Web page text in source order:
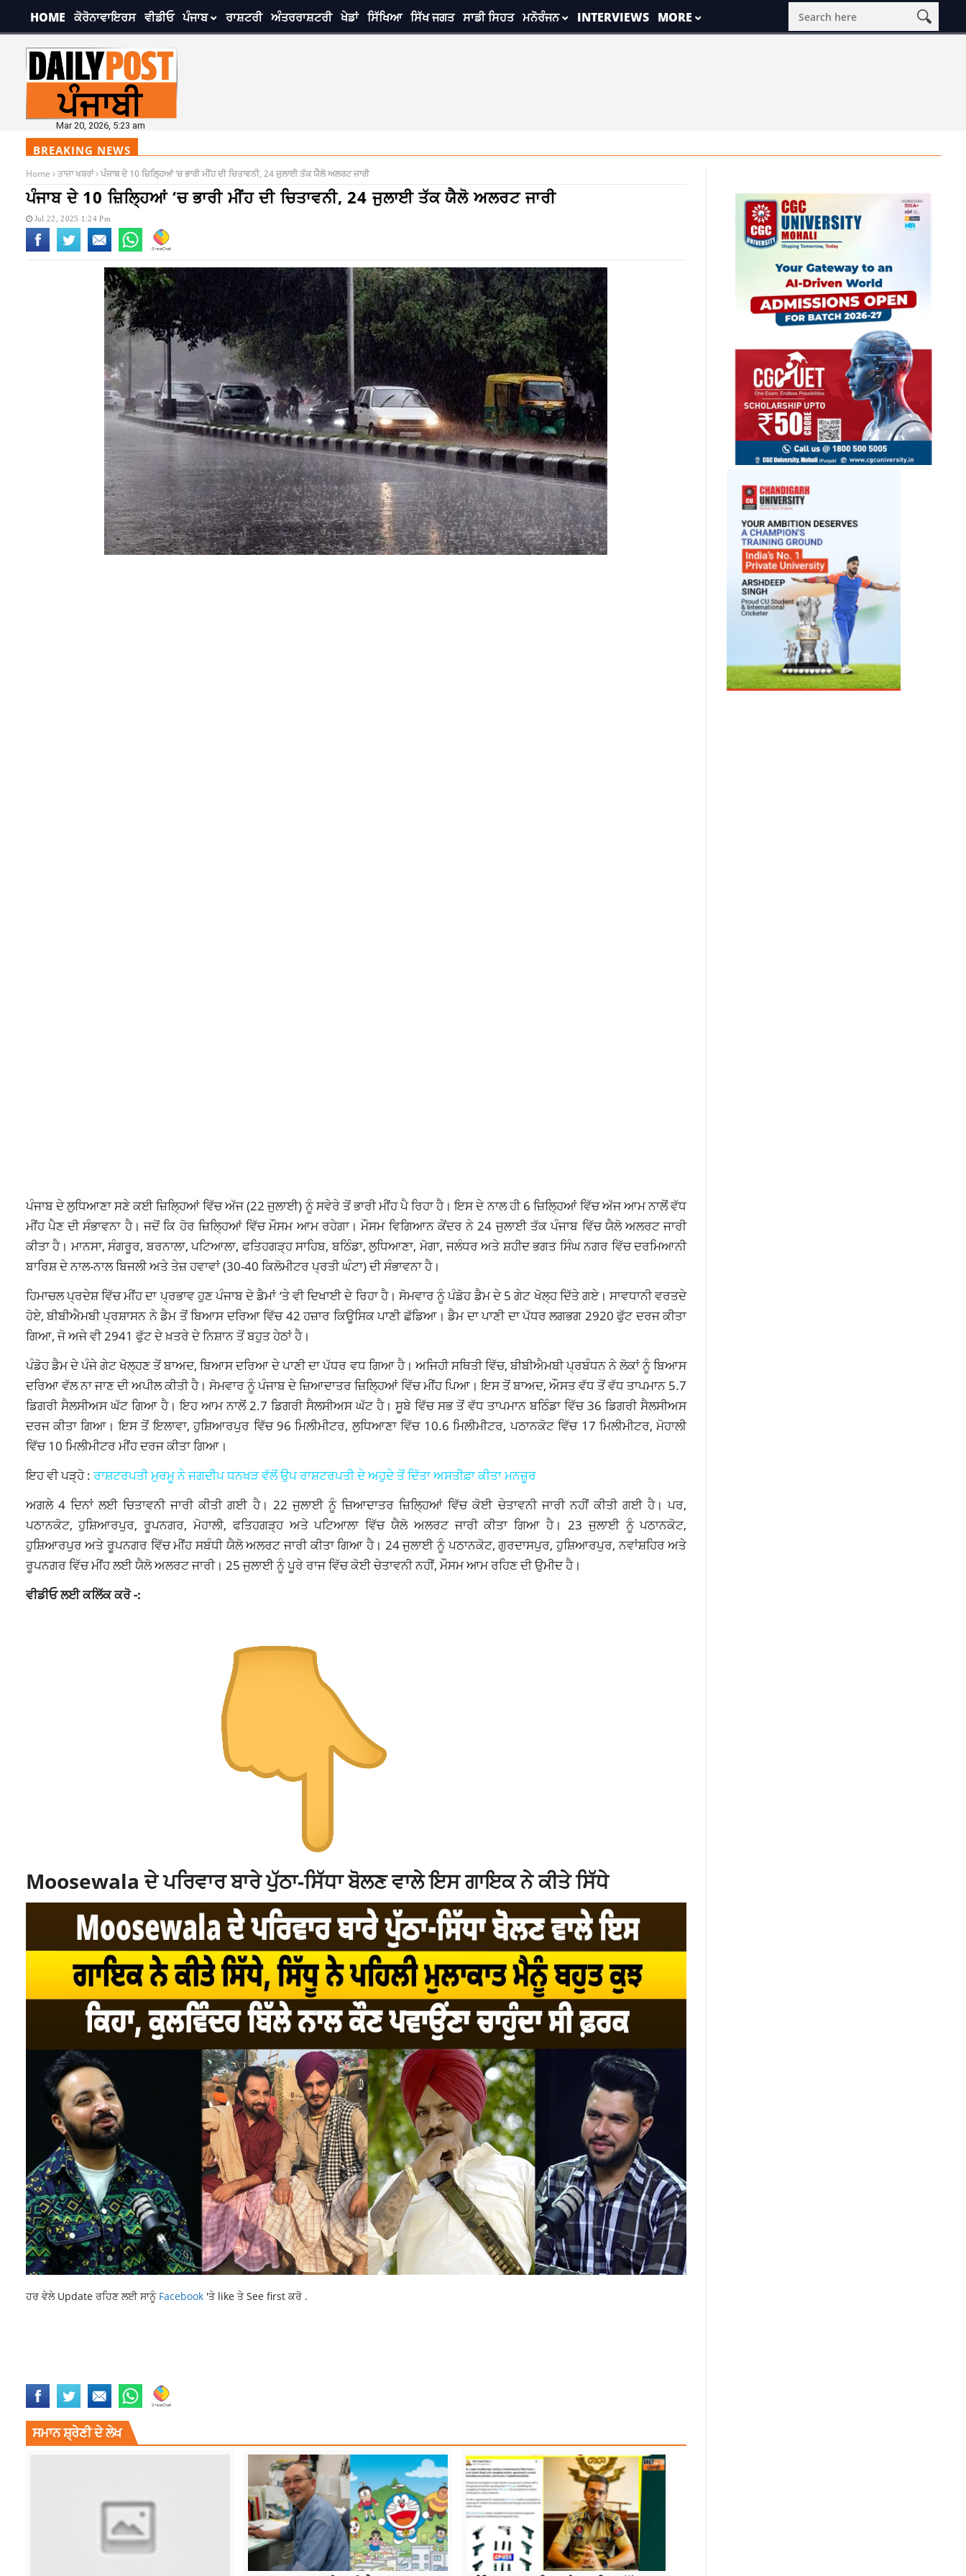
HOME ਕੋਰੋਨਾਵਾਇਰਸ ਵੀਡੀਓ ਪੰਜਾਬ ਰਾਸ਼ਟਰੀ ਅੰਤਰਰਾਸ਼ਟਰੀ ਖੇਡਾਂ ਸਿੱਖਿਆ ਸਿੱਖ ਜਗਤ ਸਾਡੀ ਸਿਹਤ ਮਨੋਰੰਜਨ INTERVIEWS MORE
Mar 20, 2026, 5:23 am
BREAKING NEWS
Home ਤਾਜਾ ਖਬਰਾਂ ਪੰਜਾਬ ਦੇ 10 ਜ਼ਿਲ੍ਹਿਆਂ ‘ਚ ਭਾਰੀ ਮੀਂਹ ਦੀ ਚਿਤਾਵਨੀ, 24 ਜੁਲਾਈ ਤੱਕ ਯੈਲੋ ਅਲਰਟ ਜਾਰੀ
ਪੰਜਾਬ ਦੇ 10 ਜ਼ਿਲ੍ਹਿਆਂ ‘ਚ ਭਾਰੀ ਮੀਂਹ ਦੀ ਚਿਤਾਵਨੀ, 24 ਜੁਲਾਈ ਤੱਕ ਯੈਲੋ ਅਲਰਟ ਜਾਰੀ
Jul 22, 2025 1:24 Pm
ਪੰਜਾਬ ਦੇ ਲੁਧਿਆਣਾ ਸਣੇ ਕਈ ਜ਼ਿਲ੍ਹਿਆਂ ਵਿੱਚ ਅੱਜ (22 ਜੁਲਾਈ) ਨੂੰ ਸਵੇਰੇ ਤੋਂ ਭਾਰੀ ਮੀਂਹ ਪੈ ਰਿਹਾ ਹੈ। ਇਸ ਦੇ ਨਾਲ ਹੀ 6 ਜ਼ਿਲ੍ਹਿਆਂ ਵਿੱਚ ਅੱਜ ਆਮ ਨਾਲੋਂ ਵੱਧ
ਮੀਂਹ ਪੈਣ ਦੀ ਸੰਭਾਵਨਾ ਹੈ। ਜਦੋਂ ਕਿ ਹੋਰ ਜ਼ਿਲ੍ਹਿਆਂ ਵਿੱਚ ਮੌਸਮ ਆਮ ਰਹੇਗਾ। ਮੌਸਮ ਵਿਗਿਆਨ ਕੇਂਦਰ ਨੇ 24 ਜੁਲਾਈ ਤੱਕ ਪੰਜਾਬ ਵਿੱਚ ਯੈਲੋ ਅਲਰਟ ਜਾਰੀ
ਕੀਤਾ ਹੈ। ਮਾਨਸਾ, ਸੰਗਰੂਰ, ਬਰਨਾਲਾ, ਪਟਿਆਲਾ, ਫਤਿਹਗੜ੍ਹ ਸਾਹਿਬ, ਬਠਿੰਡਾ, ਲੁਧਿਆਣਾ, ਮੋਗਾ, ਜਲੰਧਰ ਅਤੇ ਸ਼ਹੀਦ ਭਗਤ ਸਿੰਘ ਨਗਰ ਵਿੱਚ ਦਰਮਿਆਨੀ
ਬਾਰਿਸ਼ ਦੇ ਨਾਲ-ਨਾਲ ਬਿਜਲੀ ਅਤੇ ਤੇਜ਼ ਹਵਾਵਾਂ (30-40 ਕਿਲੋਮੀਟਰ ਪ੍ਰਤੀ ਘੰਟਾ) ਦੀ ਸੰਭਾਵਨਾ ਹੈ।
ਹਿਮਾਚਲ ਪ੍ਰਦੇਸ਼ ਵਿੱਚ ਮੀਂਹ ਦਾ ਪ੍ਰਭਾਵ ਹੁਣ ਪੰਜਾਬ ਦੇ ਡੈਮਾਂ ‘ਤੇ ਵੀ ਦਿਖਾਈ ਦੇ ਰਿਹਾ ਹੈ। ਸੋਮਵਾਰ ਨੂੰ ਪੰਡੋਹ ਡੈਮ ਦੇ 5 ਗੇਟ ਖੋਲ੍ਹ ਦਿੱਤੇ ਗਏ। ਸਾਵਧਾਨੀ ਵਰਤਦੇ
ਹੋਏ, ਬੀਬੀਐਮਬੀ ਪ੍ਰਸ਼ਾਸਨ ਨੇ ਡੈਮ ਤੋਂ ਬਿਆਸ ਦਰਿਆ ਵਿੱਚ 42 ਹਜ਼ਾਰ ਕਿਊਸਿਕ ਪਾਣੀ ਛੱਡਿਆ। ਡੈਮ ਦਾ ਪਾਣੀ ਦਾ ਪੱਧਰ ਲਗਭਗ 2920 ਫੁੱਟ ਦਰਜ ਕੀਤਾ
ਗਿਆ, ਜੋ ਅਜੇ ਵੀ 2941 ਫੁੱਟ ਦੇ ਖ਼ਤਰੇ ਦੇ ਨਿਸ਼ਾਨ ਤੋਂ ਬਹੁਤ ਹੇਠਾਂ ਹੈ।
ਪੰਡੋਹ ਡੈਮ ਦੇ ਪੰਜੇ ਗੇਟ ਖੋਲ੍ਹਣ ਤੋਂ ਬਾਅਦ, ਬਿਆਸ ਦਰਿਆ ਦੇ ਪਾਣੀ ਦਾ ਪੱਧਰ ਵਧ ਗਿਆ ਹੈ। ਅਜਿਹੀ ਸਥਿਤੀ ਵਿੱਚ, ਬੀਬੀਐਮਬੀ ਪ੍ਰਬੰਧਨ ਨੇ ਲੋਕਾਂ ਨੂੰ ਬਿਆਸ
ਦਰਿਆ ਵੱਲ ਨਾ ਜਾਣ ਦੀ ਅਪੀਲ ਕੀਤੀ ਹੈ। ਸੋਮਵਾਰ ਨੂੰ ਪੰਜਾਬ ਦੇ ਜ਼ਿਆਦਾਤਰ ਜ਼ਿਲ੍ਹਿਆਂ ਵਿੱਚ ਮੀਂਹ ਪਿਆ। ਇਸ ਤੋਂ ਬਾਅਦ, ਔਸਤ ਵੱਧ ਤੋਂ ਵੱਧ ਤਾਪਮਾਨ 5.7
ਡਿਗਰੀ ਸੈਲਸੀਅਸ ਘੱਟ ਗਿਆ ਹੈ। ਇਹ ਆਮ ਨਾਲੋਂ 2.7 ਡਿਗਰੀ ਸੈਲਸੀਅਸ ਘੱਟ ਹੈ। ਸੂਬੇ ਵਿੱਚ ਸਭ ਤੋਂ ਵੱਧ ਤਾਪਮਾਨ ਬਠਿੰਡਾ ਵਿੱਚ 36 ਡਿਗਰੀ ਸੈਲਸੀਅਸ
ਦਰਜ ਕੀਤਾ ਗਿਆ। ਇਸ ਤੋਂ ਇਲਾਵਾ, ਹੁਸ਼ਿਆਰਪੁਰ ਵਿੱਚ 96 ਮਿਲੀਮੀਟਰ, ਲੁਧਿਆਣਾ ਵਿੱਚ 10.6 ਮਿਲੀਮੀਟਰ, ਪਠਾਨਕੋਟ ਵਿੱਚ 17 ਮਿਲੀਮੀਟਰ, ਮੋਹਾਲੀ
ਵਿੱਚ 10 ਮਿਲੀਮੀਟਰ ਮੀਂਹ ਦਰਜ ਕੀਤਾ ਗਿਆ।
ਇਹ ਵੀ ਪੜ੍ਹੋ :ਰਾਸ਼ਟਰਪਤੀ ਮੁਰਮੂ ਨੇ ਜਗਦੀਪ ਧਨਖੜ ਵੱਲੋਂ ਉਪ ਰਾਸ਼ਟਰਪਤੀ ਦੇ ਅਹੁਦੇ ਤੋਂ ਦਿੱਤਾ ਅਸਤੀਫ਼ਾ ਕੀਤਾ ਮਨਜ਼ੂਰ
ਅਗਲੇ 4 ਦਿਨਾਂ ਲਈ ਚਿਤਾਵਨੀ ਜਾਰੀ ਕੀਤੀ ਗਈ ਹੈ। 22 ਜੁਲਾਈ ਨੂੰ ਜ਼ਿਆਦਾਤਰ ਜ਼ਿਲ੍ਹਿਆਂ ਵਿੱਚ ਕੋਈ ਚੇਤਾਵਨੀ ਜਾਰੀ ਨਹੀਂ ਕੀਤੀ ਗਈ ਹੈ। ਪਰ,
ਪਠਾਨਕੋਟ, ਹੁਸ਼ਿਆਰਪੁਰ, ਰੂਪਨਗਰ, ਮੋਹਾਲੀ, ਫਤਿਹਗੜ੍ਹ ਅਤੇ ਪਟਿਆਲਾ ਵਿੱਚ ਯੈਲੋ ਅਲਰਟ ਜਾਰੀ ਕੀਤਾ ਗਿਆ ਹੈ। 23 ਜੁਲਾਈ ਨੂੰ ਪਠਾਨਕੋਟ,
ਹੁਸ਼ਿਆਰਪੁਰ ਅਤੇ ਰੂਪਨਗਰ ਵਿੱਚ ਮੀਂਹ ਸਬੰਧੀ ਯੈਲੋ ਅਲਰਟ ਜਾਰੀ ਕੀਤਾ ਗਿਆ ਹੈ। 24 ਜੁਲਾਈ ਨੂੰ ਪਠਾਨਕੋਟ, ਗੁਰਦਾਸਪੁਰ, ਹੁਸ਼ਿਆਰਪੁਰ, ਨਵਾਂਸ਼ਹਿਰ ਅਤੇ
ਰੂਪਨਗਰ ਵਿੱਚ ਮੀਂਹ ਲਈ ਯੈਲੋ ਅਲਰਟ ਜਾਰੀ। 25 ਜੁਲਾਈ ਨੂੰ ਪੂਰੇ ਰਾਜ ਵਿੱਚ ਕੋਈ ਚੇਤਾਵਨੀ ਨਹੀਂ, ਮੌਸਮ ਆਮ ਰਹਿਣ ਦੀ ਉਮੀਦ ਹੈ।
ਵੀਡੀਓ ਲਈ ਕਲਿੱਕ ਕਰੋ -:
Moosewala ਦੇ ਪਰਿਵਾਰ ਬਾਰੇ ਪੁੱਠਾ-ਸਿੱਧਾ ਬੋਲਣ ਵਾਲੇ ਇਸ ਗਾਇਕ ਨੇ ਕੀਤੇ ਸਿੱਧੇ
ਹਰ ਵੇਲੇ Update ਰਹਿਣ ਲਈ ਸਾਨੂੰ Facebook 'ਤੇ like ਤੇ See first ਕਰੋ .
ਸਮਾਨ ਸ਼੍ਰੇਣੀ ਦੇ ਲੇਖ